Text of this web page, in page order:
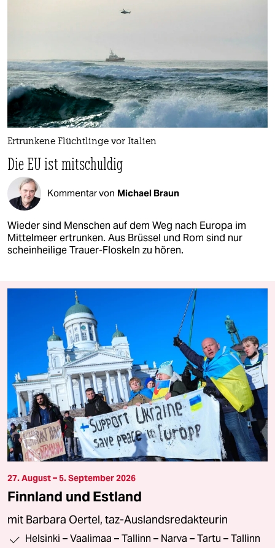
Ertrunkene Flüchtlinge vor Italien
Die EU ist mitschuldig
Kommentar von Michael Braun
Wieder sind Menschen auf dem Weg nach Europa im
Mittelmeer ertrunken. Aus Brüssel und Rom sind nur
scheinheilige Trauer-Floskeln zu hören.
27. August – 5. September 2026
Finnland und Estland
mit Barbara Oertel, taz-Auslandsredakteurin
Helsinki – Vaalimaa – Tallinn – Narva – Tartu – Tallinn